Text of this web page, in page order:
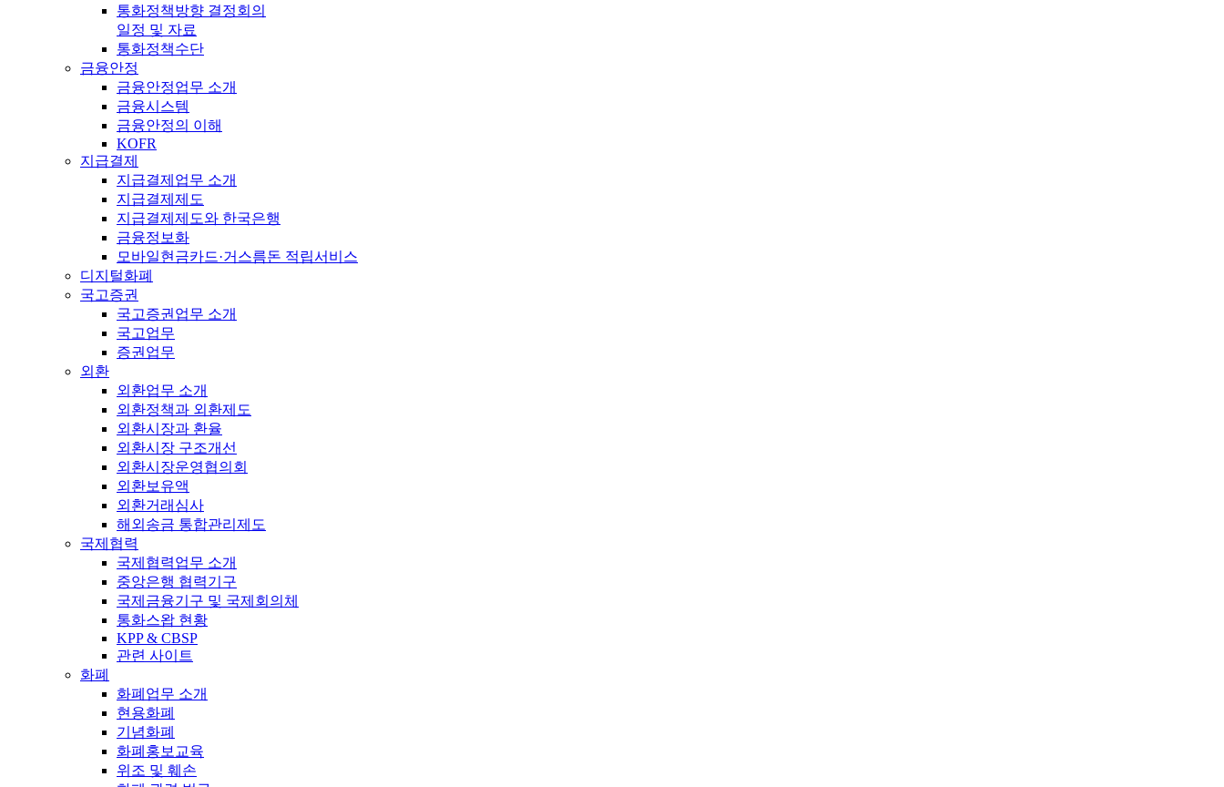
통화정책방향 결정회의
일정 및 자료
통화정책수단
금융안정
금융안정업무 소개
금융시스템
금융안정의 이해
KOFR
지급결제
지급결제업무 소개
지급결제제도
지급결제제도와 한국은행
금융정보화
모바일현금카드·거스름돈 적립서비스
디지털화폐
국고증권
국고증권업무 소개
국고업무
증권업무
외환
외환업무 소개
외환정책과 외환제도
외환시장과 환율
외환시장 구조개선
외환시장운영협의회
외환보유액
외환거래심사
해외송금 통합관리제도
국제협력
국제협력업무 소개
중앙은행 협력기구
국제금융기구 및 국제회의체
통화스왑 현황
KPP & CBSP
관련 사이트
화폐
화폐업무 소개
현용화폐
기념화폐
화폐홍보교육
위조 및 훼손